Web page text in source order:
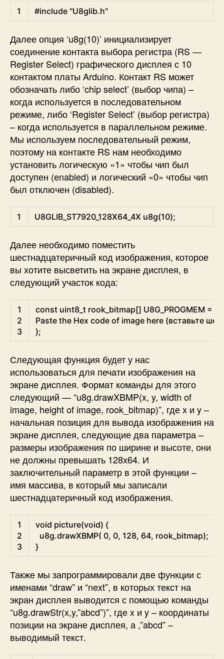
1 #include "U8glib.h"
Далее опция ‘u8g(10)’ инициализирует
соединение контакта выбора регистра (RS —
Register Select) графического дисплея с 10
контактом платы Arduino. Контакт RS может
обозначать либо ‘chip select’ (выбор чипа) –
когда используется в последовательном
режиме, либо ‘Register Select’ (выбор регистра)
– когда используется в параллельном режиме.
Мы используем последовательный режим,
поэтому на контакте RS нам необходимо
установить логическую «1» чтобы чип был
доступен (enabled) и логический «0» чтобы чип
был отключен (disabled).
1 U8GLIB_ST7920_128X64 4X u8g(10);
Далее необходимо поместить
шестнадцатеричный код изображения, которое
вы хотите высветить на экране дисплея, в
следующий участок кода:
Arduino
1
2
3
const uint8 t rook_bitmap[] U8G_PROGMEM =
Paste the Hex code of image here (вставьте
};
Следующая функция будет у нас
использоваться для печати изображения на
экране дисплея. Формат команды для этого
следующий — “u8g.drawXBMP(x, y, width of
image, height of image, rook_bitmap)”, где x и y –
начальная позиция для вывода изображения на
экране дисплея, следующие два параметра –
размеры изображения по ширине и высоте, они
не должны превышать 128х64. И
заключительный параметр в этой функции –
имя массива, в который мы записали
шестнадцатеричный код изображения.
1
2
3
void picture(void) {
u8g.drawXBMP( 0, 0, 128, 64, rook_bitmap);
}
Также мы запрограммировали две функции с
именами “draw” и “next”, в которых текст на
экран дисплея выводится с помощью команды
“u8g.drawStr(x,y,”abcd”)”, где x и y – координаты
позиции на экране дисплея, а ,”abcd” –
выводимый текст.